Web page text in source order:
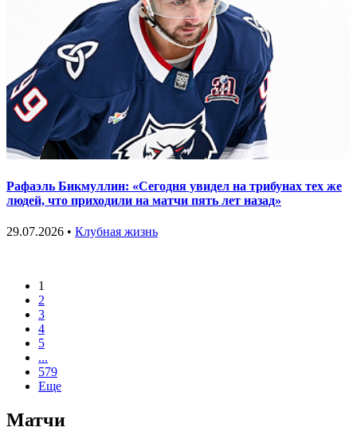
Рафаэль Бикмуллин: «Сегодня увидел на трибунах тех же
людей, что приходили на матчи пять лет назад»
29.07.2026 • Клубная жизнь
1
2
3
4
5
...
579
Еще
Матчи